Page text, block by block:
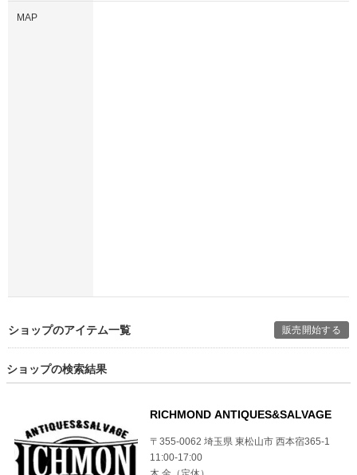
MAP
ショップのアイテム一覧 販売開始する
ショップの検索結果
RICHMOND ANTIQUES&SALVAGE
〒355-0062 埼玉県 東松山市 西本宿365-1
11:00-17:00